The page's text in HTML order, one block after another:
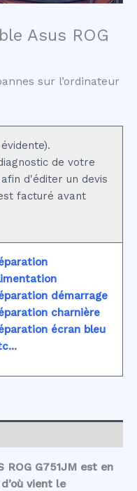
Asus ROG
sur l’ordinateur
de votre
afin d'éditer un devis
facturé avant
démarrage
charnière
écran bleu
ROG G751JM est en
vient le